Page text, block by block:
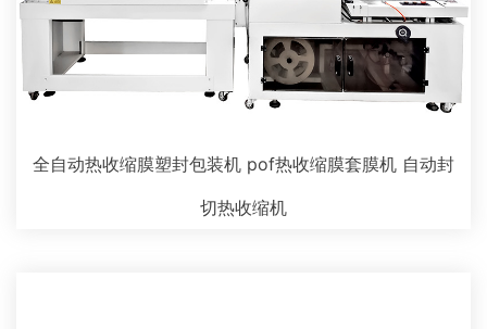
全自动热收缩膜塑封包装机 pof热收缩膜套膜机 自动封
切热收缩机